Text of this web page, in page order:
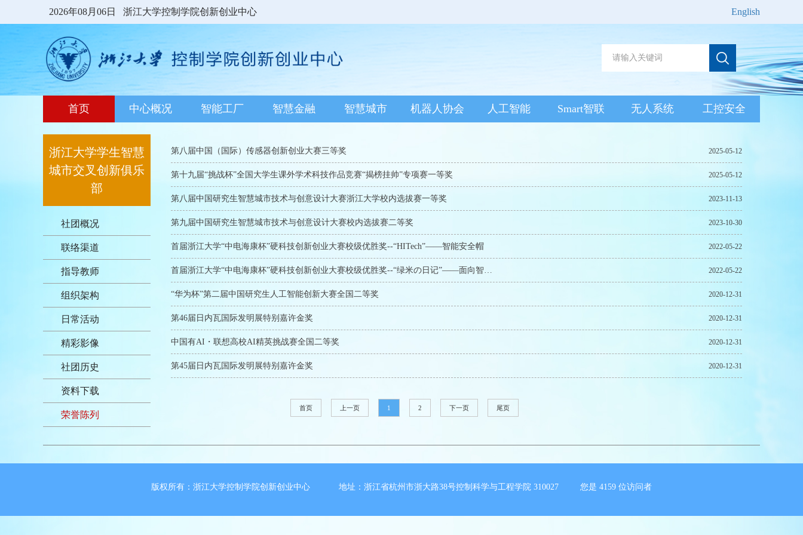
2026年08月06日 浙江大学控制学院创新创业中心 English
首页 中心概况 智能工厂 智慧金融 智慧城市 机器人协会 人工智能 Smart智联 无人系统 工控安全
浙江大学学生智慧
城市交叉创新俱乐
部
社团概况
联络渠道
指导教师
组织架构
日常活动
精彩影像
社团历史
资料下载
荣誉陈列
第八届中国（国际）传感器创新创业大赛三等奖 2025-05-12
第十九届“挑战杯”全国大学生课外学术科技作品竞赛“揭榜挂帅”专项赛一等奖 2025-05-12
第八届中国研究生智慧城市技术与创意设计大赛浙江大学校内选拔赛一等奖 2023-11-13
第九届中国研究生智慧城市技术与创意设计大赛校内选拔赛二等奖 2023-10-30
首届浙江大学“中电海康杯”硬科技创新创业大赛校级优胜奖--“HITech”――智能安全帽 2022-05-22
首届浙江大学“中电海康杯”硬科技创新创业大赛校级优胜奖--“绿米の日记”――面向智能居家养植的物联网嵌入式系统 2022-05-22
“华为杯”第二届中国研究生人工智能创新大赛全国二等奖 2020-12-31
第46届日内瓦国际发明展特别嘉许金奖 2020-12-31
中国有AI・联想高校AI精英挑战赛全国二等奖 2020-12-31
第45届日内瓦国际发明展特别嘉许金奖 2020-12-31
首页 上一页 1 2 下一页 尾页
版权所有：浙江大学控制学院创新创业中心 地址：浙江省杭州市浙大路38号控制科学与工程学院 310027 您是 4159 位访问者